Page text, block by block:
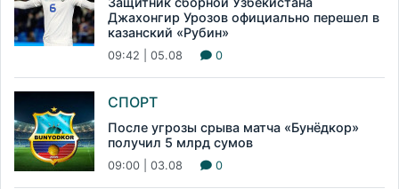
Джахонгир Урозов официально перешел в
казанский «Рубин»
09:42 | 05.08 0
СПОРТ
После угрозы срыва матча «Бунёдкор»
получил 5 млрд сумов
09:00 | 03.08 0